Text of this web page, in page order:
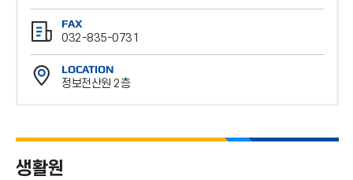
전
화
번
호
FAX
032-835-0731
팩
스
번
LOCATION
정보전산원 2층
생활원